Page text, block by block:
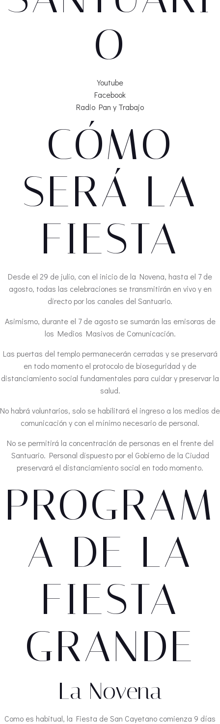
O
Youtube
Facebook
Radio Pan y Trabajo
CÓMO
SERÁ LA
FIESTA
Desde el 29 de julio, con el inicio de la Novena, hasta el 7 de
agosto, todas las celebraciones se transmitirán en vivo y en
directo por los canales del Santuario.
Asimismo, durante el 7 de agosto se sumarán las emisoras de
los Medios Masivos de Comunicación.
Las puertas del templo permanecerán cerradas y se preservará
en todo momento el protocolo de bioseguridad y de
distanciamiento social fundamentales para cuidar y preservar la
salud.
No habrá voluntarios, solo se habilitará el ingreso a los medios de
comunicación y con el mínimo necesario de personal.
No se permitirá la concentración de personas en el frente del
Santuario. Personal dispuesto por el Gobierno de la Ciudad
preservará el distanciamiento social en todo momento.
PROGRAM
A DE LA
FIESTA
GRANDE
La Novena
Como es habitual, la Fiesta de San Cayetano comienza 9 días